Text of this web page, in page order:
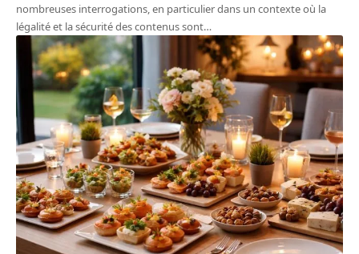
nombreuses interrogations, en particulier dans un contexte où la
légalité et la sécurité des contenus sont…